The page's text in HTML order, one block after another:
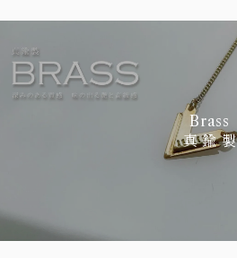
Brass
真 鍮 製